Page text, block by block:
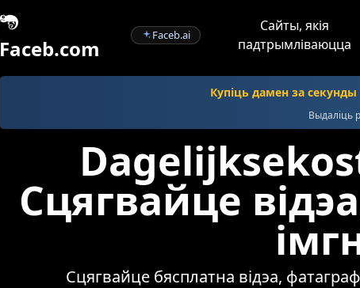
Faceb.com
Faceb.ai
Сайты, якія
падтрымліваюцца
Faceb Dagelijksekost
Купіць дамен за секунды
Выдаліць
Сцягвайце
Сцягвайце бясплатна відэа,